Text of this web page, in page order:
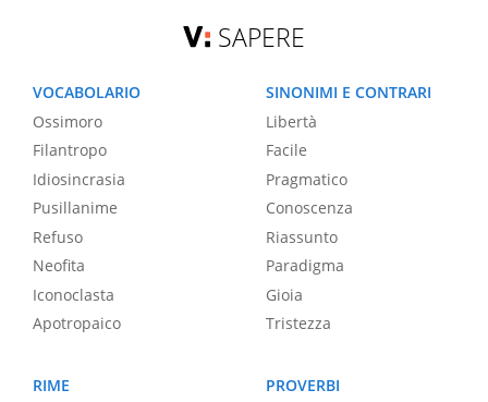
SAPERE
VOCABOLARIO
Ossimoro
Filantropo
Idiosincrasia
Pusillanime
Refuso
Neofita
Iconoclasta
Apotropaico
SINONIMI E CONTRARI
Libertà
Facile
Pragmatico
Conoscenza
Riassunto
Paradigma
Gioia
Tristezza
RIME
PROVERBI